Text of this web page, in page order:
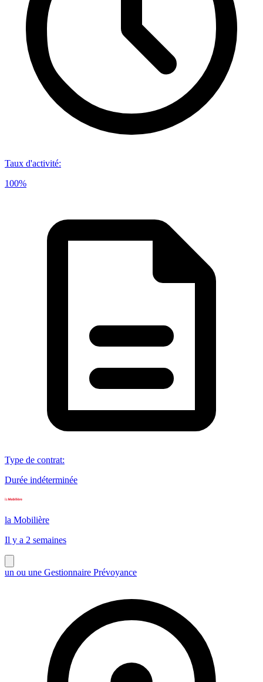
Taux d'activité:
100%
Type de contrat:
Durée indéterminée
la Mobilière
Il y a 2 semaines
un ou une Gestionnaire Prévoyance